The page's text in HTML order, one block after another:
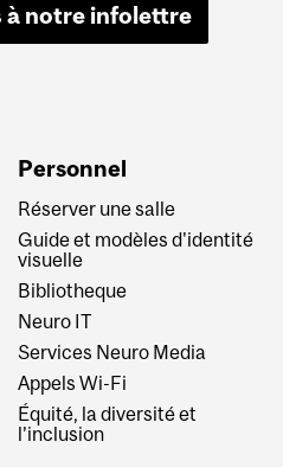
à notre infolettre
Personnel
Réserver une salle
Guide et modèles d'identité
visuelle
Bibliotheque
Neuro IT
Services Neuro Media
Appels Wi-Fi
Équité, la diversité et
l’inclusion